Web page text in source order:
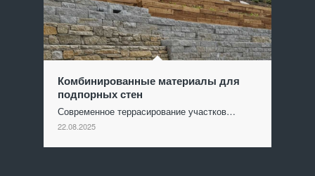
Комбинированные материалы для
подпорных стен
Современное террасирование участков…
22.08.2025